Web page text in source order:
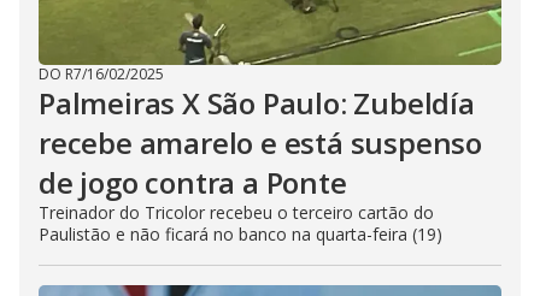
DO R7/16/02/2025
Palmeiras X São Paulo: Zubeldía
recebe amarelo e está suspenso
de jogo contra a Ponte
Treinador do Tricolor recebeu o terceiro cartão do
Paulistão e não ficará no banco na quarta-feira (19)